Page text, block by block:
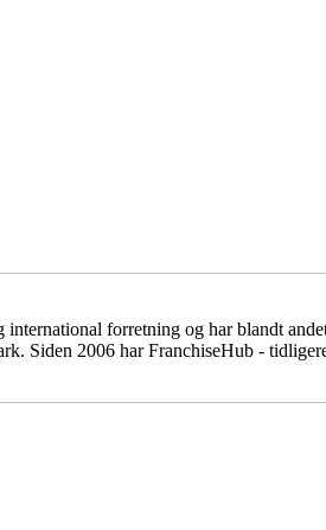
international forretning og har blandt
Siden 2006 har FranchiseHub -